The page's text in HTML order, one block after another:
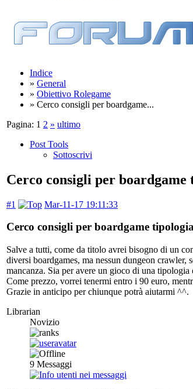
Indice
» General
» Obiettivo Rolegame
» Cerco consigli per boardgame...
Pagina: 1 2 » ultimo
Post Tools
Sottoscrivi
Cerco consigli per
#1 Mar-11-17 19:11:33
Cerco consigli per boardgame
Salve a tutti, come da titolo avrei bisogno di un
diversi boardgames, ma nessun dungeon crawler,
mancanza. Sia per avere un gioco di una
Come prezzo, vorrei tenermi entro i 90 euro,
Grazie in anticipo per chiunque potrà aiutarmi ^^.
Librarian
Novizio
9 Messaggi